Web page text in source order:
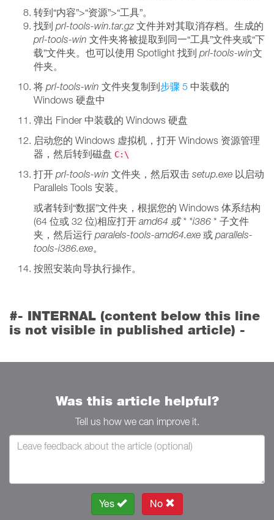
转到“内容”>“资源”>“工具”。
找到 prl-tools-win.tar.gz 文件并对其取消存档。生成的
prl-tools-win 文件夹将被提取到同一“工具”文件夹或“下
载”文件夹。也可以使用 Spotlight 找到 prl-tools-win文
件夹。
将 prl-tools-win 文件夹复制到步骤 5 中装载的
Windows 硬盘中
弹出 Finder 中装载的 Windows 硬盘
启动您的 Windows 虚拟机，打开 Windows 资源管理
器，然后转到磁盘 C:\
打开 prl-tools-win 文件夹，然后双击 setup.exe 以启动
Parallels Tools 安装。
或者转到“数据”文件夹，根据您的 Windows 体系结构
(64 位或 32 位)相应打开 amd64 或 * *i386 * 子文件
夹，然后运行 paralels-tools-amd64.exe 或 parallels-
tools-i386.exe。
按照安装向导执行操作。
#- INTERNAL (content below this line
is not visible in published article) -
Was this article helpful?
Tell us how we can improve it.
Yes No